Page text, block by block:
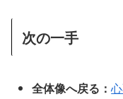
次の一手
全体像へ戻る：